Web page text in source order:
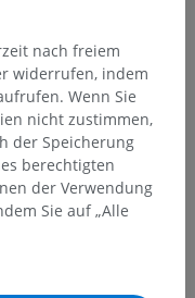
dieses anatomische
nach freiem
widerrufen, indem
Wenn Sie
nicht zustimmen,
der Speicherung
berechtigten
der Verwendung
Sie auf „Alle